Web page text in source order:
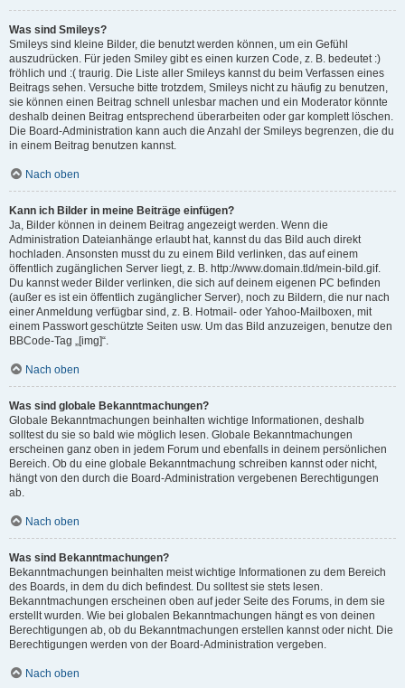
Was sind Smileys?
Smileys sind kleine Bilder, die benutzt werden können, um ein Gefühl
auszudrücken. Für jeden Smiley gibt es einen kurzen Code, z. B. bedeutet :)
fröhlich und :( traurig. Die Liste aller Smileys kannst du beim Verfassen eines
Beitrags sehen. Versuche bitte trotzdem, Smileys nicht zu häufig zu benutzen,
sie können einen Beitrag schnell unlesbar machen und ein Moderator könnte
deshalb deinen Beitrag entsprechend überarbeiten oder gar komplett löschen.
Die Board-Administration kann auch die Anzahl der Smileys begrenzen, die du
in einem Beitrag benutzen kannst.
Nach oben
Kann ich Bilder in meine Beiträge einfügen?
Ja, Bilder können in deinem Beitrag angezeigt werden. Wenn die
Administration Dateianhänge erlaubt hat, kannst du das Bild auch direkt
hochladen. Ansonsten musst du zu einem Bild verlinken, das auf einem
öffentlich zugänglichen Server liegt, z. B. http://www.domain.tld/mein-bild.gif.
Du kannst weder Bilder verlinken, die sich auf deinem eigenen PC befinden
(außer es ist ein öffentlich zugänglicher Server), noch zu Bildern, die nur nach
einer Anmeldung verfügbar sind, z. B. Hotmail- oder Yahoo-Mailboxen, mit
einem Passwort geschützte Seiten usw. Um das Bild anzuzeigen, benutze den
BBCode-Tag „[img]“.
Nach oben
Was sind globale Bekanntmachungen?
Globale Bekanntmachungen beinhalten wichtige Informationen, deshalb
solltest du sie so bald wie möglich lesen. Globale Bekanntmachungen
erscheinen ganz oben in jedem Forum und ebenfalls in deinem persönlichen
Bereich. Ob du eine globale Bekanntmachung schreiben kannst oder nicht,
hängt von den durch die Board-Administration vergebenen Berechtigungen
ab.
Nach oben
Was sind Bekanntmachungen?
Bekanntmachungen beinhalten meist wichtige Informationen zu dem Bereich
des Boards, in dem du dich befindest. Du solltest sie stets lesen.
Bekanntmachungen erscheinen oben auf jeder Seite des Forums, in dem sie
erstellt wurden. Wie bei globalen Bekanntmachungen hängt es von deinen
Berechtigungen ab, ob du Bekanntmachungen erstellen kannst oder nicht. Die
Berechtigungen werden von der Board-Administration vergeben.
Nach oben